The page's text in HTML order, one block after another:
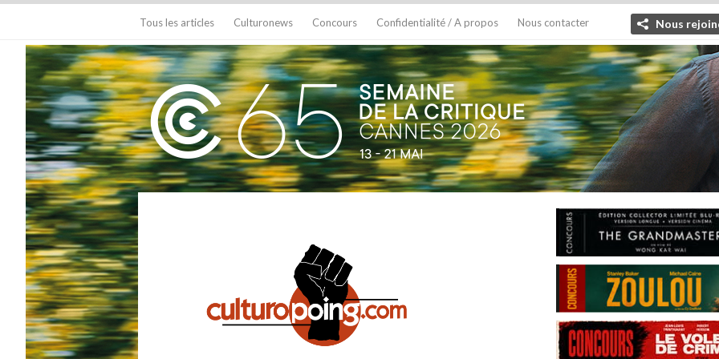
Tous les articles Culturonews Concours Confidentialité / A propos Nous contacter Nous